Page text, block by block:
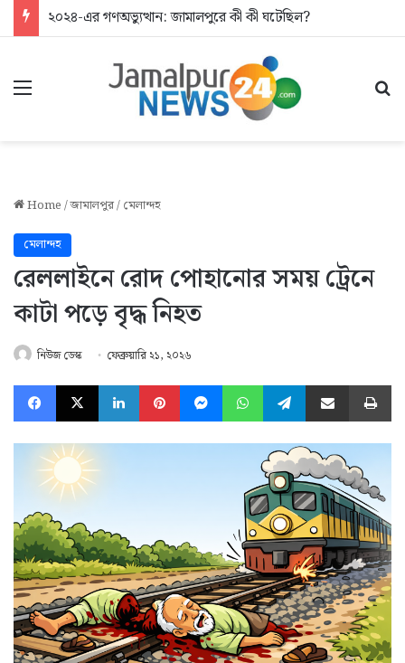
২০২৪-এর গণঅভ্যুত্থান: জামালপুরে কী কী ঘটেছিল?
Menu
Home/জামালপুর/মেলান্দহ
মেলান্দহ
রেললাইনে রোদ পোহানোর সময় ট্রেনে
কাটা পড়ে বৃদ্ধ নিহত
নিউজ ডেস্ক ফেব্রুয়ারি ২১, ২০২৬
Facebook
X LinkedInPinterestMessengerWhatsAppTelegramShare via Email